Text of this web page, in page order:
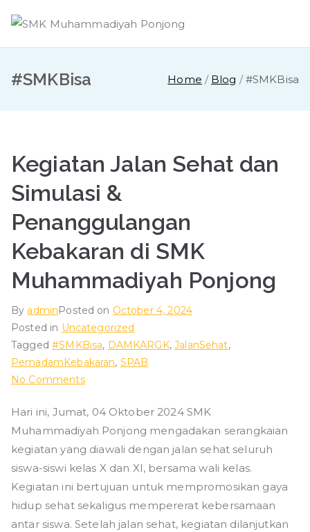
content
#SMKBisa Home Blog #SMKBisa
Kegiatan Jalan Sehat dan
Simulasi &
Penanggulangan
Kebakaran di SMK
Muhammadiyah Ponjong
By adminPosted on October 4, 2024
Posted in Uncategorized
Tagged#SMKBisa, DAMKARGK,JalanSehat,
PemadamKebakaran, SPAB
No Commentson
Jalan
Sehat
dan
Simulasi
&
Penanggulangan
Kebakaran
Hari ini, Jumat, 04 Oktober 2024 SMK
Muhammadiyah Ponjong mengadakan serangkaian
kegiatan yang diawali dengan jalan sehat seluruh
siswa-siswi kelas X dan XI, bersama wali kelas.
Kegiatan ini bertujuan untuk mempromosikan gaya
hidup sehat sekaligus mempererat kebersamaan
antar siswa. Setelah jalan sehat, kegiatan dilanjutkan